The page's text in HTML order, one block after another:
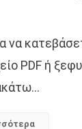
να
PDF ή